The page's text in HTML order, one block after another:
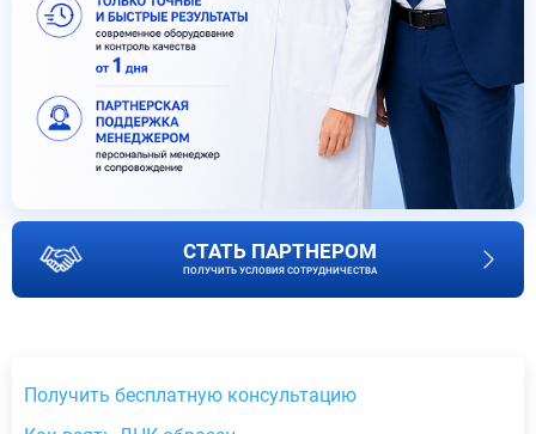
СТАТЬ ПАРТНЕРОМ
ПОЛУЧИТЬ УСЛОВИЯ СОТРУДНИЧЕСТВА
Получить бесплатную консультацию